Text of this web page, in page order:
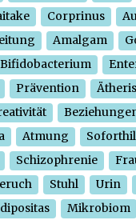
Corprinus
Amalgam
Bifidobacterium
Prävention
Atmung
Schizophrenie
Stuhl Urin
Mikrobiom